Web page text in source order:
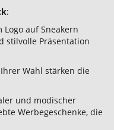
:
Logo auf Sneakern
stilvolle Präsentation
Wahl stärken die
und modischer
Werbegeschenke, die